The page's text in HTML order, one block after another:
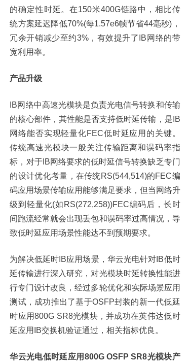
的确定性时延。在150米400G链路中，相比传
统方案延迟降低70%(每1.57e6帧节省44毫秒)，
冗余开销减少至约3%，有效提升了IB网络的带
宽利用率。
产品升级
IB网络中高速光模块是负责光电信号转换和传输
的核心部件，其性能是否支持低时延传输，是IB
网络能否实现轻量化FEC低时延应用的关键。
传统高速光模块一般关注传输距离和误码率指
标，对于IB网络要求的低时延信号转换缺乏专门
的设计优化考量，在传统RS(544,514)的FEC编
码应用场景传输应用能够满足要求，但当网络升
级到轻量化(如RS(272,258))FEC编码后，长时
间跑流经常就会出现丢包和误码率过高情况，导
致低时延应用场景性能达不到预期要求。
为解决低延时IB应用场景，华云光电针对IB低时
延传输进行深入研究，对光模块时延转换性能进
行专门设计改良，经过多轮优化和实际场景应用
测试，成功推出了基于OSFP封装的新一代低延
时应用800G SR8光模块，并成功在英伟达低时
延应用IB交换机验证通过，相关指标优良。
华云光电低时延应用800G OSFP SR8光模块产